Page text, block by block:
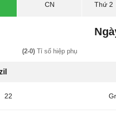
CN
Thứ 2
(2-0) Tỉ số hiệp phụ
22